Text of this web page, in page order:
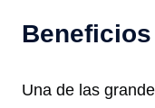
Una de las